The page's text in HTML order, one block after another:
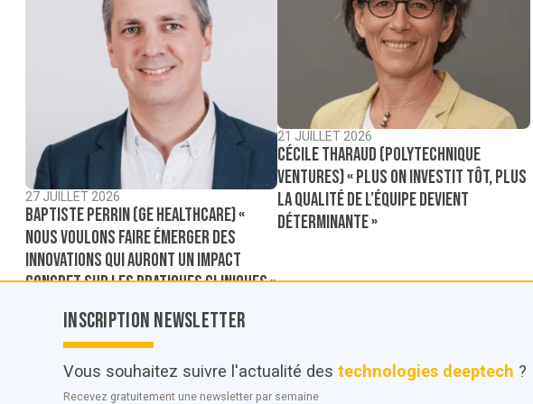
27 JUILLET 2026
Baptiste Perrin (GE Healthcare) «
Nous voulons faire émerger des
innovations qui auront un impact
concret sur les pratiques cliniques »
21 JUILLET 2026
Cécile Tharaud (Polytechnique
Ventures) « Plus on investit tôt, plus
la qualité de l’équipe devient
déterminante »
Inscription Newsletter
Vous souhaitez suivre l'actualité des technologies deeptech ?
Recevez gratuitement une newsletter par semaine